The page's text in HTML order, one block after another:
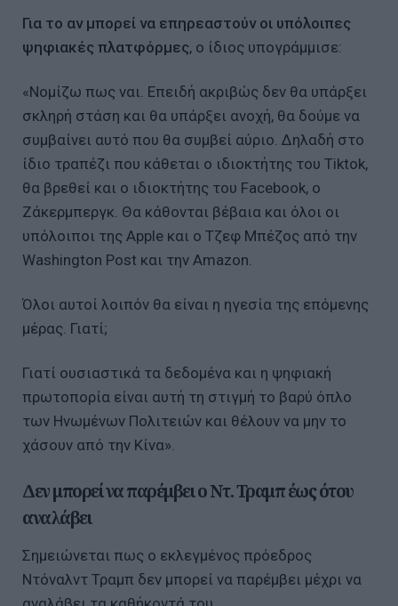
Για το αν μπορεί να επηρεαστούν οι υπόλοιπες
ψηφιακές πλατφόρμες, ο ίδιος υπογράμμισε:
«Νομίζω πως ναι. Επειδή ακριβώς δεν θα υπάρξει
σκληρή στάση και θα υπάρξει ανοχή, θα δούμε να
συμβαίνει αυτό που θα συμβεί αύριο. Δηλαδή στο
ίδιο τραπέζι που κάθεται ο ιδιοκτήτης του Tiktok,
θα βρεθεί και ο ιδιοκτήτης του Facebook, ο
Ζάκερμπεργκ. Θα κάθονται βέβαια και όλοι οι
υπόλοιποι της Apple και ο Τζεφ Μπέζος από την
Washington Post και την Amazon.
Όλοι αυτοί λοιπόν θα είναι η ηγεσία της επόμενης
μέρας. Γιατί;
Γιατί ουσιαστικά τα δεδομένα και η ψηφιακή
πρωτοπορία είναι αυτή τη στιγμή το βαρύ όπλο
των Ηνωμένων Πολιτειών και θέλουν να μην το
χάσουν από την Κίνα».
Δεν μπορεί να παρέμβει ο Ντ. Τραμπ έως ότου
αναλάβει
Σημειώνεται πως ο εκλεγμένος πρόεδρος
Ντόναλντ Τραμπ δεν μπορεί να παρέμβει μέχρι να